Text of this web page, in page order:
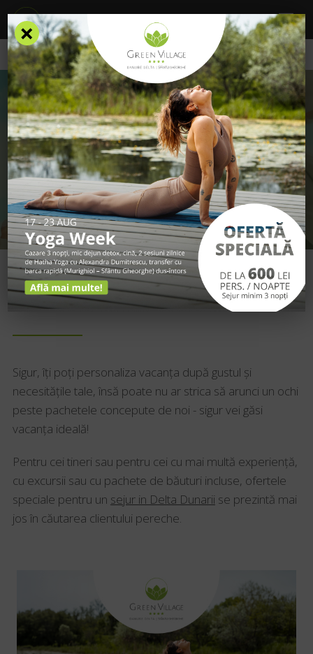
Oferte Speciale
OFERTE SPECIALE
VACANȚA TA MEMORABILĂ
ÎN DELTA DUNĂRII
Sigur, îți poți personaliza vacanța după gustul și
necesitățile tale, însă poate nu ar strica să arunci un ochi
peste pachetele concepute de noi - sigur vei găsi
vacanța ideală!
Pentru cei tineri sau pentru cei cu mai multă experiență,
cu excursii sau cu pachete de băuturi incluse, ofertele
speciale pentru un sejur in Delta Dunarii se prezintă mai
jos în căutarea clientului pereche.
×